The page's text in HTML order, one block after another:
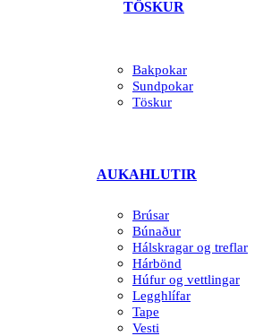
TÖSKUR
Bakpokar
Sundpokar
Töskur
AUKAHLUTIR
Brúsar
Búnaður
Hálskragar og treflar
Hárbönd
Húfur og vettlingar
Legghlífar
Tape
Vesti